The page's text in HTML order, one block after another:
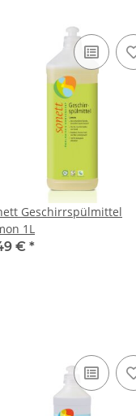
Geschirrspülmittel
1L
€ *